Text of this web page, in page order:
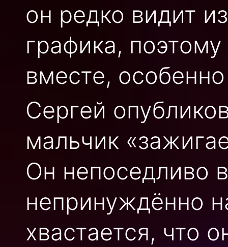
он редко видит
графика,
вместе,
Сергей
мальчик
Он непоседливо
непринуждённо
хвастается, что